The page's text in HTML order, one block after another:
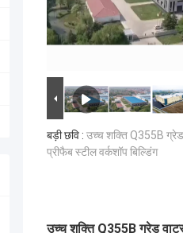
बड़ी छवि : उच्च शक्ति Q355B
प्रीफैब स्टील वर्कशॉप बिल्डिंग
उच्च शक्ति Q355B ग्रेड